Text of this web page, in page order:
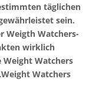
täglichen
sein.
Weigth Watchers-
wirklich
Weight Watchers
Watchers